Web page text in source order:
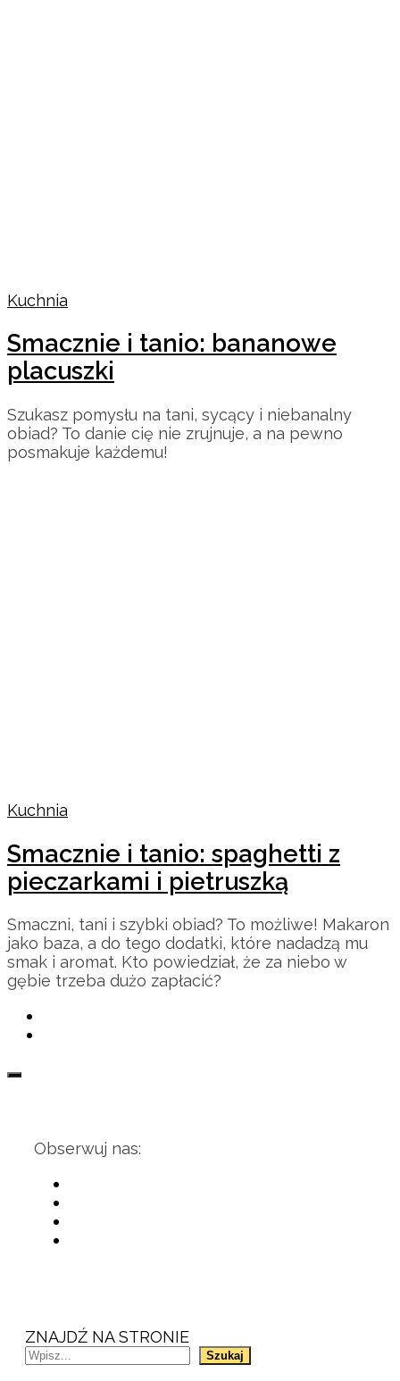
Kuchnia
Smacznie i tanio: bananowe
placuszki
Szukasz pomysłu na tani, sycący i niebanalny
obiad? To danie cię nie zrujnuje, a na pewno
posmakuje każdemu!
Kuchnia
Smacznie i tanio: spaghetti z
pieczarkami i pietruszką
Smaczni, tani i szybki obiad? To możliwe! Makaron
jako baza, a do tego dodatki, które nadadzą mu
smak i aromat. Kto powiedział, że za niebo w
gębie trzeba dużo zapłacić?
Obserwuj nas:
ZNAJDŹ NA STRONIE
Szukaj